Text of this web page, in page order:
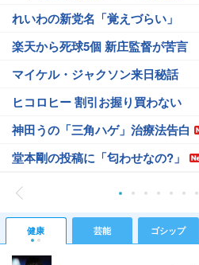
れいわの新党名「覚えづらい」
楽天から死球5個 新庄監督が苦言
マイケル・ジャクソン来日秘話
ヒコロヒー 割引お握り買わない
神田うの「三角ハゲ」治療法告白
堂本剛の投稿に「匂わせなの?」
健康 芸能 ゴシップ